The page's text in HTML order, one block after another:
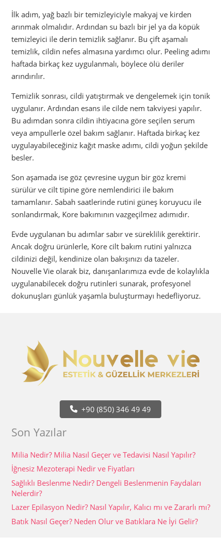
İlk adım, yağ bazlı bir temizleyiciyle makyaj ve kirden
arınmak olmalıdır. Ardından su bazlı bir jel ya da köpük
temizleyici ile derin temizlik sağlanır. Bu çift aşamalı
temizlik, cildin nefes almasına yardımcı olur. Peeling adımı
haftada birkaç kez uygulanmalı, böylece ölü deriler
arındırılır.
Temizlik sonrası, cildi yatıştırmak ve dengelemek için tonik
uygulanır. Ardından esans ile cilde nem takviyesi yapılır.
Bu adımdan sonra cildin ihtiyacına göre seçilen serum
veya ampullerle özel bakım sağlanır. Haftada birkaç kez
uygulayabileceğiniz kağıt maske adımı, cildi yoğun şekilde
besler.
Son aşamada ise göz çevresine uygun bir göz kremi
sürülür ve cilt tipine göre nemlendirici ile bakım
tamamlanır. Sabah saatlerinde rutini güneş koruyucu ile
sonlandırmak, Kore bakımının vazgeçilmez adımıdır.
Evde uygulanan bu adımlar sabır ve süreklilik gerektirir.
Ancak doğru ürünlerle, Kore cilt bakım rutini yalnızca
cildinizi değil, kendinize olan bakışınızı da tazeler.
Nouvelle Vie olarak biz, danışanlarımıza evde de kolaylıkla
uygulanabilecek doğru rutinleri sunarak, profesyonel
dokunuşları günlük yaşamla buluşturmayı hedefliyoruz.
+90 (850) 346 49 49
Son Yazılar
Milia Nedir? Milia Nasıl Geçer ve Tedavisi Nasıl Yapılır?
İğnesiz Mezoterapi Nedir ve Fiyatları
Sağlıklı Beslenme Nedir? Dengeli Beslenmenin Faydaları
Nelerdir?
Lazer Epilasyon Nedir? Nasıl Yapılır, Kalıcı mı ve Zararlı mı?
Batık Nasıl Geçer? Neden Olur ve Batıklara Ne İyi Gelir?